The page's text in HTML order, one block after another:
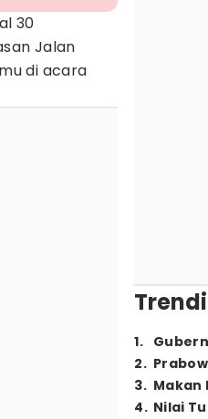
30
Jalan
di acara
1.
2.
3. Makan
4. Nilai